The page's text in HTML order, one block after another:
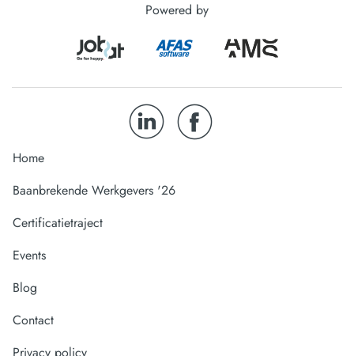
Powered by
Home
Baanbrekende Werkgevers '26
Certificatietraject
Events
Blog
Contact